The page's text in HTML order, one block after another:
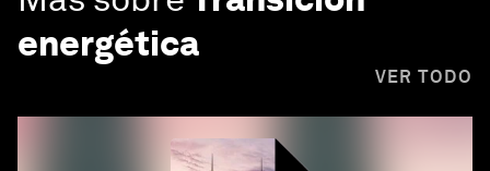
energética
VER TODO